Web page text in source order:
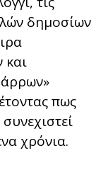
δημοσίων
και
πως
χρόνια.